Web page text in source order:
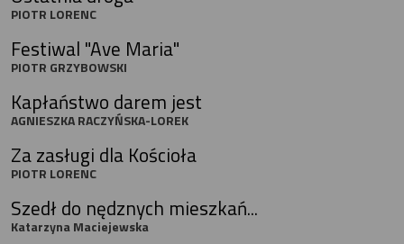
PIOTR LORENC
Festiwal "Ave Maria"
PIOTR GRZYBOWSKI
Kapłaństwo darem jest
AGNIESZKA RACZYŃSKA-LOREK
Za zasługi dla Kościoła
PIOTR LORENC
Szedł do nędznych mieszkań...
Katarzyna Maciejewska